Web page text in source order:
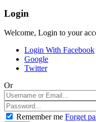
Login
Welcome, Login to your
Login With Facebook
Google
Twitter
Or
Remember me Forget